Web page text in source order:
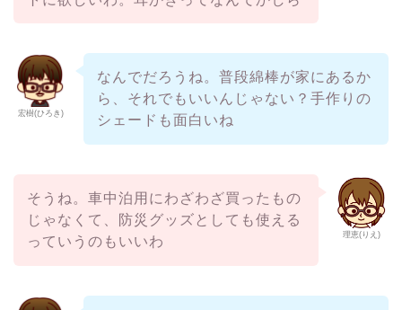
宏樹(ひろき)
なんでだろうね。普段綿棒が家にあるか
ら、それでもいいんじゃない？手作りの
シェードも面白いね
理恵(りえ)
そうね。車中泊用にわざわざ買ったもの
じゃなくて、防災グッズとしても使える
っていうのもいいわ